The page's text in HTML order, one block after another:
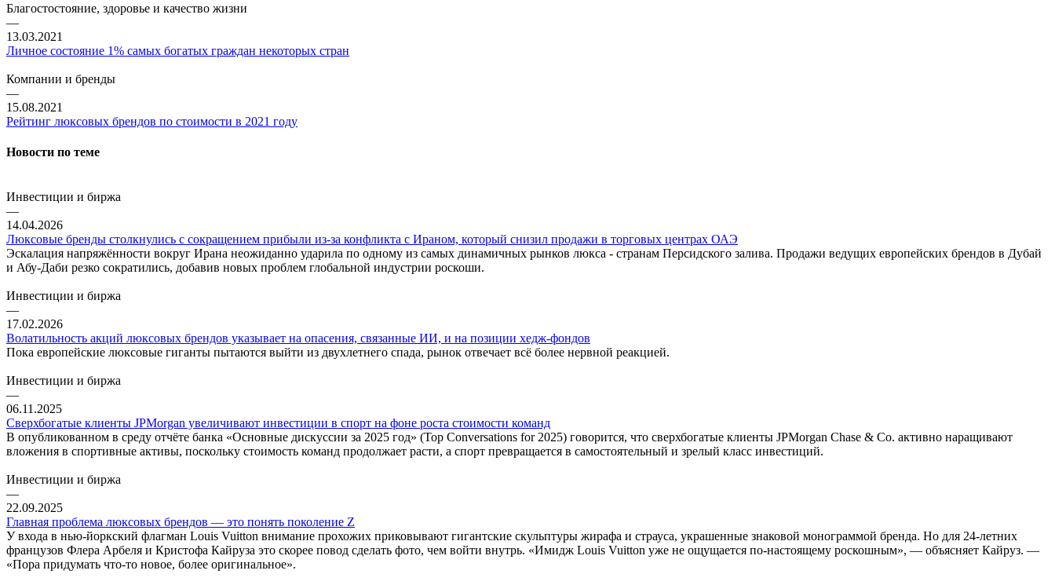
Благостостояние, здоровье и качество жизни
—
13.03.2021
Личное состояние 1% самых богатых граждан некоторых стран
Компании и бренды
—
15.08.2021
Рейтинг люксовых брендов по стоимости в 2021 году
Новости по теме
Инвестиции и биржа
—
14.04.2026
Люксовые бренды столкнулись с сокращением прибыли из-за конфликта с Ираном, который снизил продажи в торговых центрах ОАЭ
Эскалация напряжённости вокруг Ирана неожиданно ударила по одному из самых динамичных рынков люкса - странам Персидского залива. Продажи ведущих европейских брендов в Дубай
и Абу-Даби резко сократились, добавив новых проблем глобальной индустрии роскоши.
Инвестиции и биржа
—
17.02.2026
Волатильность акций люксовых брендов указывает на опасения, связанные ИИ, и на позиции хедж-фондов
Пока европейские люксовые гиганты пытаются выйти из двухлетнего спада, рынок отвечает всё более нервной реакцией.
Инвестиции и биржа
—
06.11.2025
Сверхбогатые клиенты JPMorgan увеличивают инвестиции в спорт на фоне роста стоимости команд
В опубликованном в среду отчёте банка «Основные дискуссии за 2025 год» (Top Conversations for 2025) говорится, что сверхбогатые клиенты JPMorgan Chase & Co. активно наращивают
вложения в спортивные активы, поскольку стоимость команд продолжает расти, а спорт превращается в самостоятельный и зрелый класс инвестиций.
Инвестиции и биржа
—
22.09.2025
Главная проблема люксовых брендов — это понять поколение Z
У входа в нью-йоркский флагман Louis Vuitton внимание прохожих приковывают гигантские скульптуры жирафа и страуса, украшенные знаковой монограммой бренда. Но для 24-летних
французов Флера Арбеля и Кристофа Кайруза это скорее повод сделать фото, чем войти внутрь. «Имидж Louis Vuitton уже не ощущается по-настоящему роскошным», — объясняет Кайруз. —
«Пора придумать что-то новое, более оригинальное».